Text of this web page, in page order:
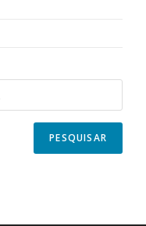
PESQUISAR